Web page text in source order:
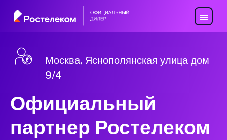
Москва, Яснополянская улица дом
9/4
Официальный
партнер Ростелеком